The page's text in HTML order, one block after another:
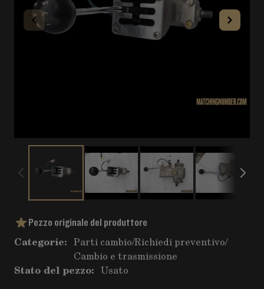
Pezzo originale del produttore
Categorie: Parti cambio/Richiedi preventivo/
Cambio e trasmissione
Stato del pezzo: Usato